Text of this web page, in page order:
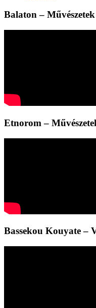
Balaton –
Etnorom –
Bassekou Kouyate –